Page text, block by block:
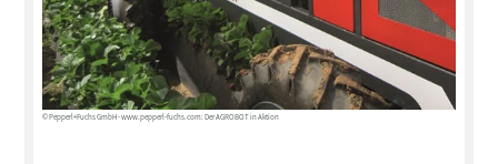
© Pepperl+Fuchs GmbH - www.pepperl-fuchs.com: Der AGROBOT in Aktion